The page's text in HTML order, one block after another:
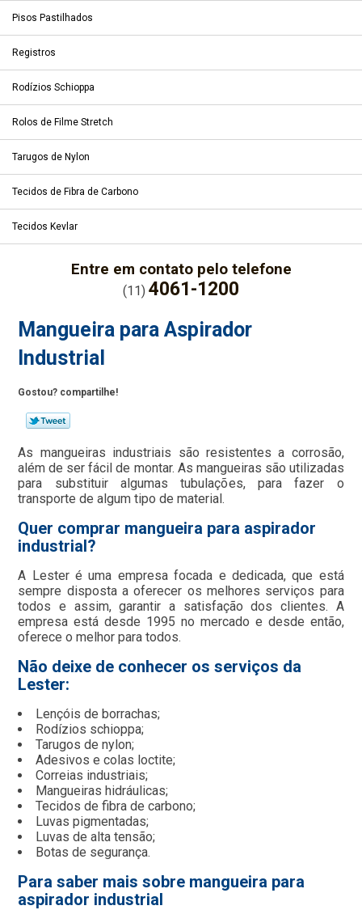
Pisos Pastilhados
Registros
Rodízios Schioppa
Rolos de Filme Stretch
Tarugos de Nylon
Tecidos de Fibra de Carbono
Tecidos Kevlar
Entre em contato pelo telefone
(11) 4061-1200
Mangueira para Aspirador
Industrial
Gostou? compartilhe!
As mangueiras industriais são resistentes a corrosão,
além de ser fácil de montar. As mangueiras são utilizadas
para substituir algumas tubulações, para fazer o
transporte de algum tipo de material.
Quer comprar mangueira para aspirador
industrial?
A Lester é uma empresa focada e dedicada, que está
sempre disposta a oferecer os melhores serviços para
todos e assim, garantir a satisfação dos clientes. A
empresa está desde 1995 no mercado e desde então,
oferece o melhor para todos.
Não deixe de conhecer os serviços da
Lester:
Lençóis de borrachas;
Rodízios schioppa;
Tarugos de nylon;
Adesivos e colas loctite;
Correias industriais;
Mangueiras hidráulicas;
Tecidos de fibra de carbono;
Luvas pigmentadas;
Luvas de alta tensão;
Botas de segurança.
Para saber mais sobre mangueira para
aspirador industrial